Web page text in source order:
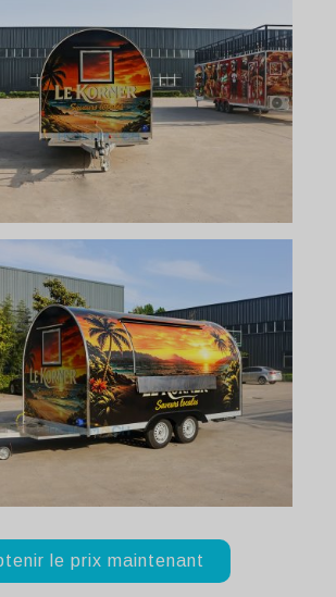
le prix maintenant